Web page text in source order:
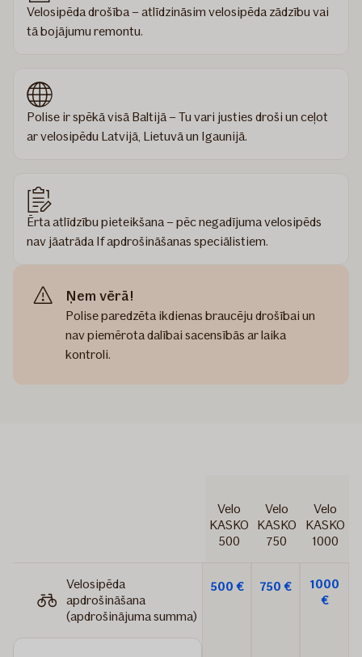
Velosipēda drošība – atlīdzināsim velosipēda zādzību vai
tā bojājumu remontu.
Polise ir spēkā visā Baltijā – Tu vari justies droši un ceļot
ar velosipēdu Latvijā, Lietuvā un Igaunijā.
Ērta atlīdzību pieteikšana – pēc negadījuma velosipēds
nav jāatrāda If apdrošināšanas speciālistiem.
Ņem vērā!
Polise paredzēta ikdienas braucēju drošībai un
nav piemērota dalībai sacensībās ar laika
kontroli.
Velo
KASKO
500
Velo
KASKO
750
Velo
KASKO
1000
Velosipēda
apdrošināšana
(apdrošinājuma summa)
500 € 750 €
1000
€